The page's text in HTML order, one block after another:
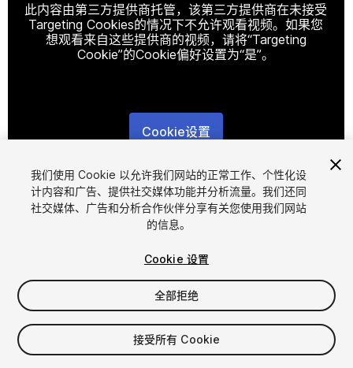
此内容由第三方提供商托管，该第三方提供商在未接受
Targeting Cookies的情况下不允许观看视频。如果您
想观看来自这些提供商的视频，请将“Targeting
Cookie”的Cookie偏好设置为“是”。
Cookie设置
1/3
$4.99
增值税将在结算时计算
我们使用 Cookie 以允许我们网站的正常工作、个性化设
计内容和广告、提供社交媒体功能并分析流量。我们还同
社交媒体、广告和分析合作伙伴分享有关您使用我们网站
的信息。
Cookie 设置
全部拒绝
接受所有 Cookie